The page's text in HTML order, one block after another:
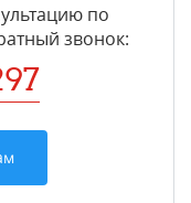
по
звонок: